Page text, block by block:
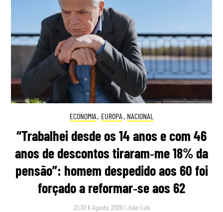
ECONOMIA, EUROPA , NACIONAL
“Trabalhei desde os 14 anos e com 46
anos de descontos tiraram‑me 18% da
pensão”: homem despedido aos 60 foi
forçado a reformar‑se aos 62
21:30 6 Agosto, 2026 |João Luís